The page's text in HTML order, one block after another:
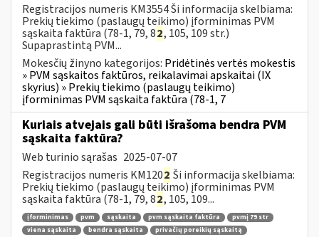
Registracijos numeris KM3554 Ši informacija skelbiama:
Prekių tiekimo (paslaugų teikimo) įforminimas PVM
sąskaita faktūra (78-1, 79, 82, 105, 109 str.)
Supaprastintą PVM...
Mokesčių žinyno kategorijos: Pridėtinės vertės mokestis
» PVM sąskaitos faktūros, reikalavimai apskaitai (IX
skyrius) » Prekių tiekimo (paslaugų teikimo)
įforminimas PVM sąskaita faktūra (78-1, 7
Kuriais atvejais gali būti išrašoma bendra PVM
sąskaita faktūra?
Web turinio sąrašas 2025-07-07
Registracijos numeris KM1202 Ši informacija skelbiama:
Prekių tiekimo (paslaugų teikimo) įforminimas PVM
sąskaita faktūra (78-1, 79, 82, 105, 109...
įforminimas pvm sąskaita pvm sąskaita faktūra
pvmį 79 str
viena sąskaita
bendra sąskaita
privačių poreikių sąskaitą